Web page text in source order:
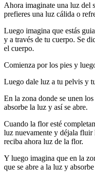
Ahora imaginate una luz del
prefieres una luz cálida o
Luego imagina que estás
y a través de tu cuerpo. Se
el cuerpo.
Comienza por los pies y
Luego dale luz a tu pelvis y
En la zona donde se unen
absorbe la luz y así se abre.
Cuando la flor esté
luz nuevamente y déjala fluir
reciba ahora luz de la flor.
Y luego imagina que en la
que se abre a la luz y